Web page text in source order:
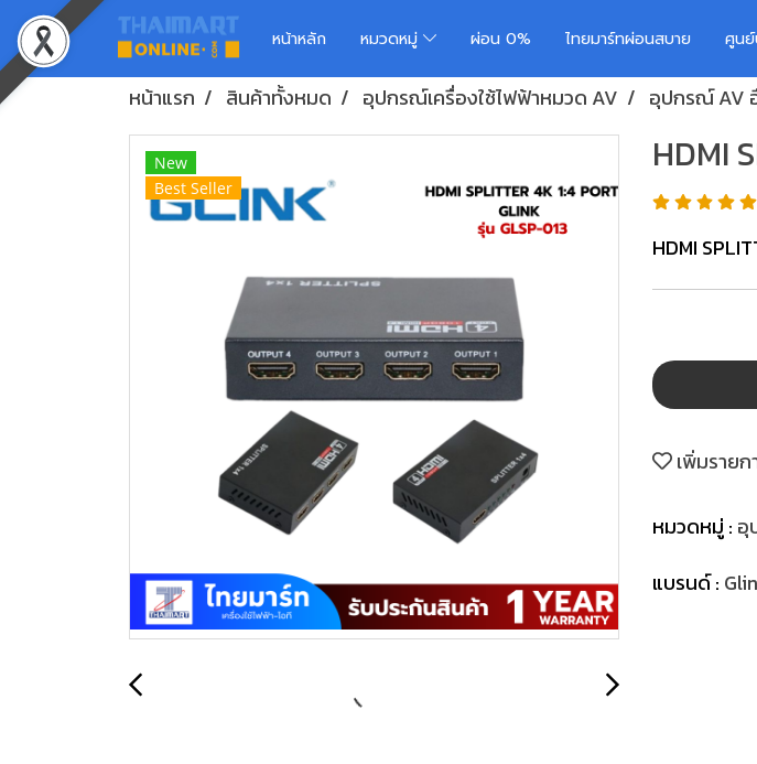
หน้าหลัก หมวดหมู่ ผ่อน 0% ไทยมาร์ทผ่อนสบาย ศูนย์
หน้าแรก สินค้าทั้งหมด อุปกรณ์เครื่องใช้ไฟฟ้าหมวด AV อุปกรณ์ AV
New
Best Seller
HDMI
HDMI
เพิ่มรายก
หมวดหมู่ : อุ
แบรนด์ :